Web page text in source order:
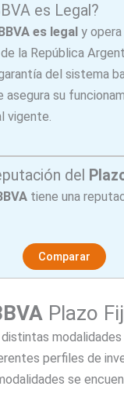
es Legal?
es legaly opera
la República
del sistema
asegura su
vigente.
del
tiene una
Comparar
Plazo
modalidades
perfiles de
se